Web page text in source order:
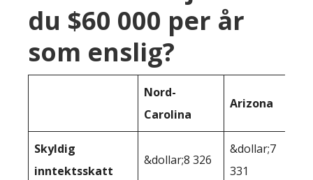
du $60 000 per år
som enslig?
Nord-
Carolina
Arizona
Skyldig
inntektsskatt
&dollar;8 326
&dollar;7
331